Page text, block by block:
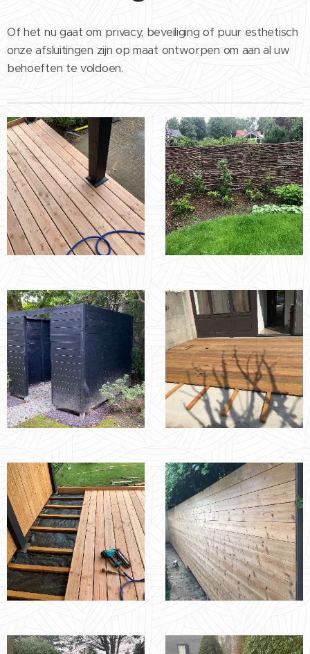
Of het nu gaat om privacy, beveiliging of puur esthetisch
onze afsluitingen zijn op maat ontworpen om aan al uw
behoeften te voldoen.